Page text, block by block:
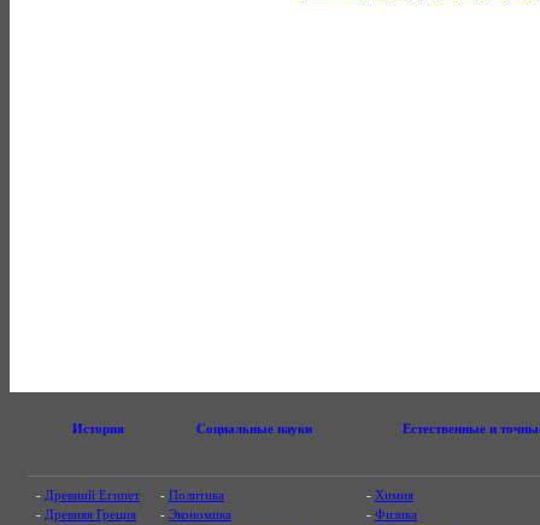
История Социальные науки Естественные и
- Древний Египет
- Древняя Греция
- Политика
- Экономика
- Химия
- Физика